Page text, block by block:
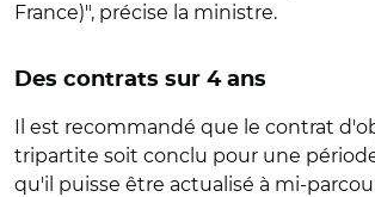
France)", précise la ministre.
Des contrats sur 4 ans
Il est recommandé que le contrat
tripartite soit conclu pour une
qu'il puisse être actualisé à mi-